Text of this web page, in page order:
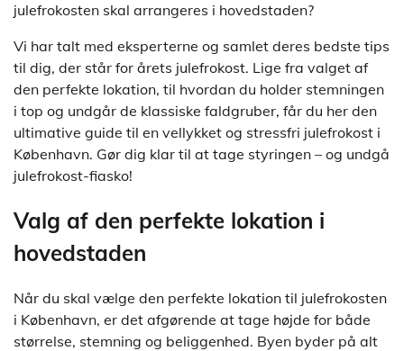
julefrokosten skal arrangeres i hovedstaden?
Vi har talt med eksperterne og samlet deres bedste tips
til dig, der står for årets julefrokost. Lige fra valget af
den perfekte lokation, til hvordan du holder stemningen
i top og undgår de klassiske faldgruber, får du her den
ultimative guide til en vellykket og stressfri julefrokost i
København. Gør dig klar til at tage styringen – og undgå
julefrokost-fiasko!
Valg af den perfekte lokation i
hovedstaden
Når du skal vælge den perfekte lokation til julefrokosten
i København, er det afgørende at tage højde for både
størrelse, stemning og beliggenhed. Byen byder på alt